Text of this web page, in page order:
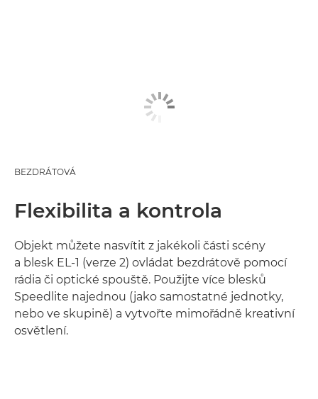
BEZDRÁTOVÁ
Flexibilita a kontrola
Objekt můžete nasvítit z jakékoli části scény
a blesk EL-1 (verze 2) ovládat bezdrátově pomocí
rádia či optické spouště. Použijte více blesků
Speedlite najednou (jako samostatné jednotky,
nebo ve skupině) a vytvořte mimořádně kreativní
osvětlení.